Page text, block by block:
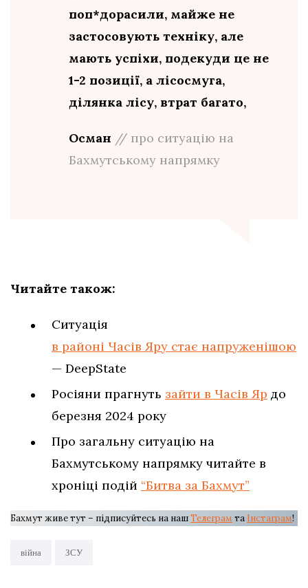
поп*дорасили, майже не
застосовують техніку, але
мають успіхи, подекуди це не
1-2 позиції, а лісосмуга,
ділянка лісу, втрат багато,
Осман // про ситуацію на
Бахмутському напрямку
Читайте також:
Ситуація
в районі Часів Яру стає напруженішою
— DeepState
Росіяни прагнуть зайти в Часів Яр до
березня 2024 року
Про загальну ситуацію на
Бахмутському напрямку читайте в
хроніці подій “Битва за Бахмут”
Бахмут живе тут – підписуйтесь на нашТелеграм та Інстаграм!
війна ЗСУ